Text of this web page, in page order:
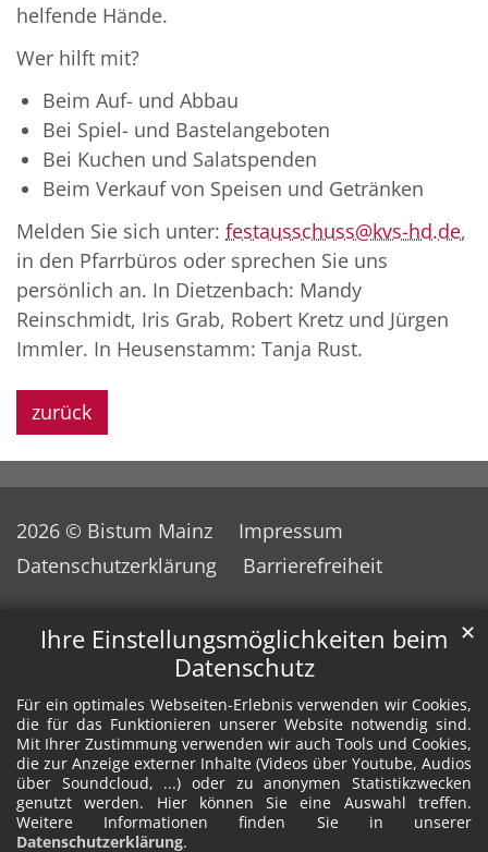
Ihre Einstellungsmöglichkeiten beim
Datenschutz
Für ein optimales Webseiten-Erlebnis verwenden wir Cookies,
die für das Funktionieren unserer Website notwendig sind.
Mit Ihrer Zustimmung verwenden wir auch Tools und Cookies,
die zur Anzeige externer Inhalte (Videos über Youtube, Audios
über Soundcloud, ...) oder zu anonymen Statistikzwecken
genutzt werden. Hier können Sie eine Auswahl treffen.
Weitere Informationen finden Sie in unserer
Datenschutzerklärung.
✕
helfende Hände.
Wer hilft mit?
Beim Auf- und Abbau
Bei Spiel- und Bastelangeboten
Bei Kuchen und Salatspenden
Beim Verkauf von Speisen und Getränken
Melden Sie sich unter: festausschuss@kvs-hd.de,
in den Pfarrbüros oder sprechen Sie uns
persönlich an. In Dietzenbach: Mandy
Reinschmidt, Iris Grab, Robert Kretz und Jürgen
Immler. In Heusenstamm: Tanja Rust.
zurück
2026 © Bistum Mainz
Impressum
Datenschutzerklärung
Barrierefreiheit